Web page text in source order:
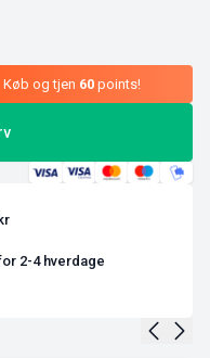
Køb og tjen 60points!
2-4 hverdage